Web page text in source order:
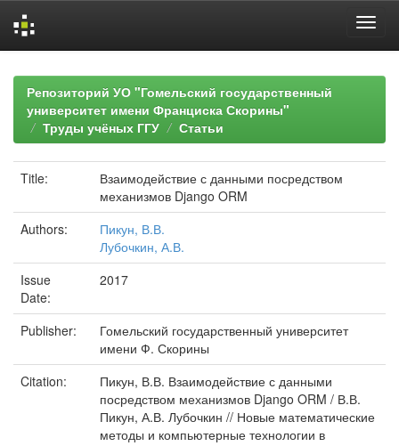
navigationРепозиторий УО "Гомельский государственный
университет имени Франциска Скорины"
Труды учёных ГГУ
Статьи
Title:
Взаимодействие с данными посредством
механизмов Django ORM
Authors:
Пикун, В.В.
Лубочкин, А.В.
Issue
Date:
2017
Publisher:
Гомельский государственный университет
имени Ф. Скорины
Citation:
Пикун, В.В. Взаимодействие с данными
посредством механизмов Django ORM / В.В.
Пикун, А.В. Лубочкин // Новые математические
методы и компьютерные технологии в